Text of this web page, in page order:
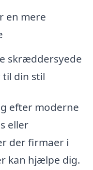
en mere
skræddersyede
til din stil
efter moderne
eller
der firmaer i
kan hjælpe dig.